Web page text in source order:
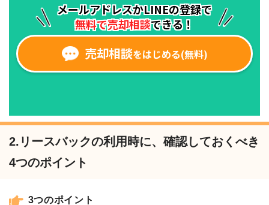
2.リースバックの利用時に、確認しておくべき
4つのポイント
3つのポイント